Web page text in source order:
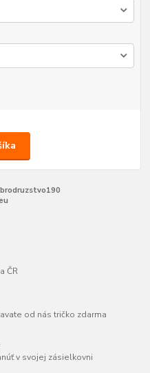
ČR
od nás tričko zdarma
v svojej zásielkovni